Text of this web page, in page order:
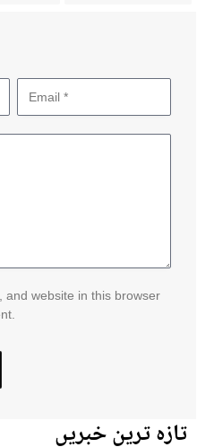
and website in this browser
تازہ ترین خبریں